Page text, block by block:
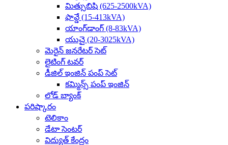
మిత్సుబిషి (625-2500kVA)
ఫావ్డే (15-413kVA)
యాంగ్‌డాంగ్ (8-83kVA)
యుచై (20-3025kVA)
మెరైన్ జనరేటర్ సెట్
లైటింగ్ టవర్
డీజిల్ ఇంజిన్ పంప్ సెట్
కమ్మిన్స్ పంప్ ఇంజిన్
లోడ్ బ్యాంక్
పరిష్కారం
టెలికాం
డేటా సెంటర్
విద్యుత్ కేంద్రం